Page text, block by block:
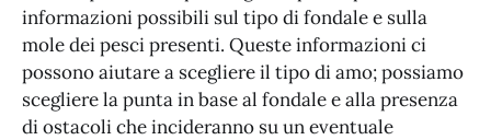
informazioni possibili sul tipo di fondale e sulla
mole dei pesci presenti. Queste informazioni ci
possono aiutare a scegliere il tipo di amo; possiamo
scegliere la punta in base al fondale e alla presenza
di ostacoli che incideranno su un eventuale